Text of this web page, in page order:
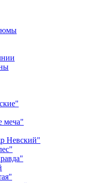
меча"
Невский"